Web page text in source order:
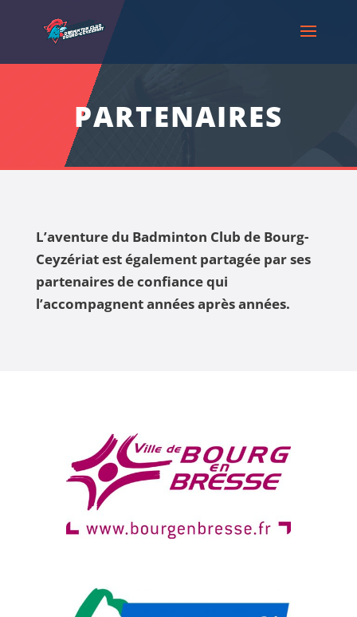
PARTENAIRES
L’aventure du Badminton Club de Bourg-
Ceyzériat est également partagée par ses
partenaires de confiance qui
l’accompagnent années après années.